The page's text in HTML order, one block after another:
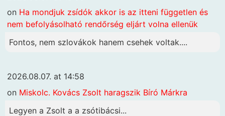
on Ha mondjuk zsídók akkor is az itteni független és
nem befolyásolható rendőrség eljárt volna ellenük
Fontos, nem szlovákok hanem csehek voltak....
2026.08.07. at 14:58
on Miskolc. Kovács Zsolt haragszik Bíró Márkra
Legyen a Zsolt a a zsótibácsi...